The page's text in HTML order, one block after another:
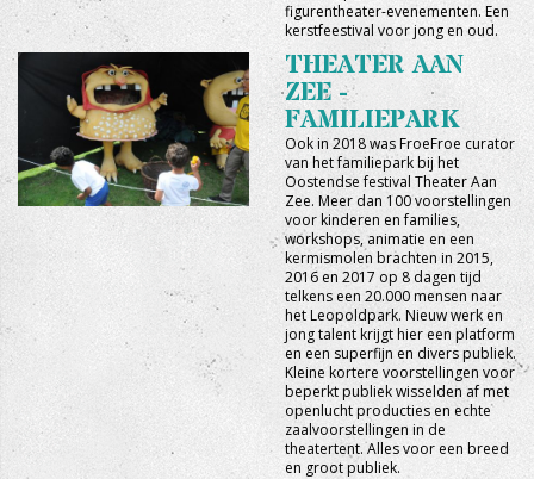
figurentheater-evenementen. Een
kerstfeestival voor jong en oud.
THEATER AAN
ZEE -
FAMILIEPARK
Ook in 2018 was FroeFroe curator
van het familiepark bij het
Oostendse festival Theater Aan
Zee. Meer dan 100 voorstellingen
voor kinderen en families,
workshops, animatie en een
kermismolen brachten in 2015,
2016 en 2017 op 8 dagen tijd
telkens een 20.000 mensen naar
het Leopoldpark. Nieuw werk en
jong talent krijgt hier een platform
en een superfijn en divers publiek.
Kleine kortere voorstellingen voor
beperkt publiek wisselden af met
openlucht producties en echte
zaalvoorstellingen in de
theatertent. Alles voor een breed
en groot publiek.